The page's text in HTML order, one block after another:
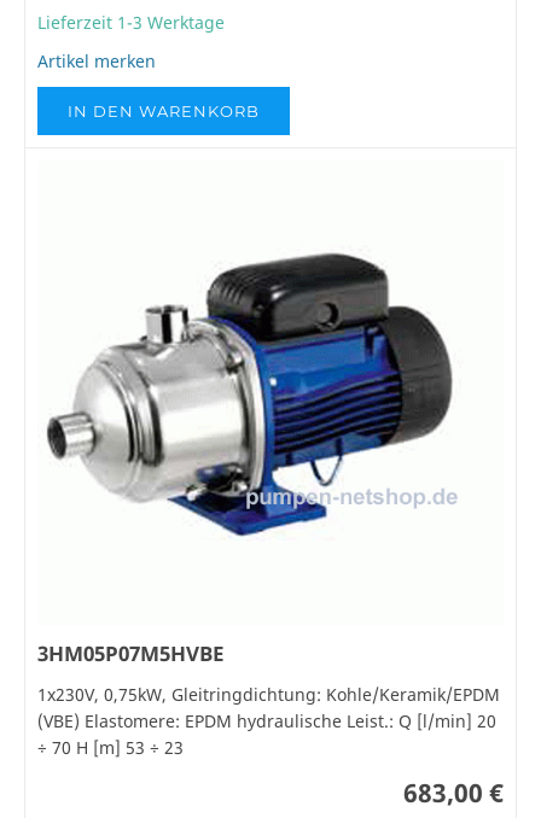
Lieferzeit 1-3 Werktage
Artikel merken
IN DEN WARENKORB
3HM05P07M5HVBE
1x230V, 0,75kW, Gleitringdichtung: Kohle/Keramik/EPDM
(VBE) Elastomere: EPDM hydraulische Leist.: Q [l/min] 20
÷ 70 H [m] 53 ÷ 23
683,00 €